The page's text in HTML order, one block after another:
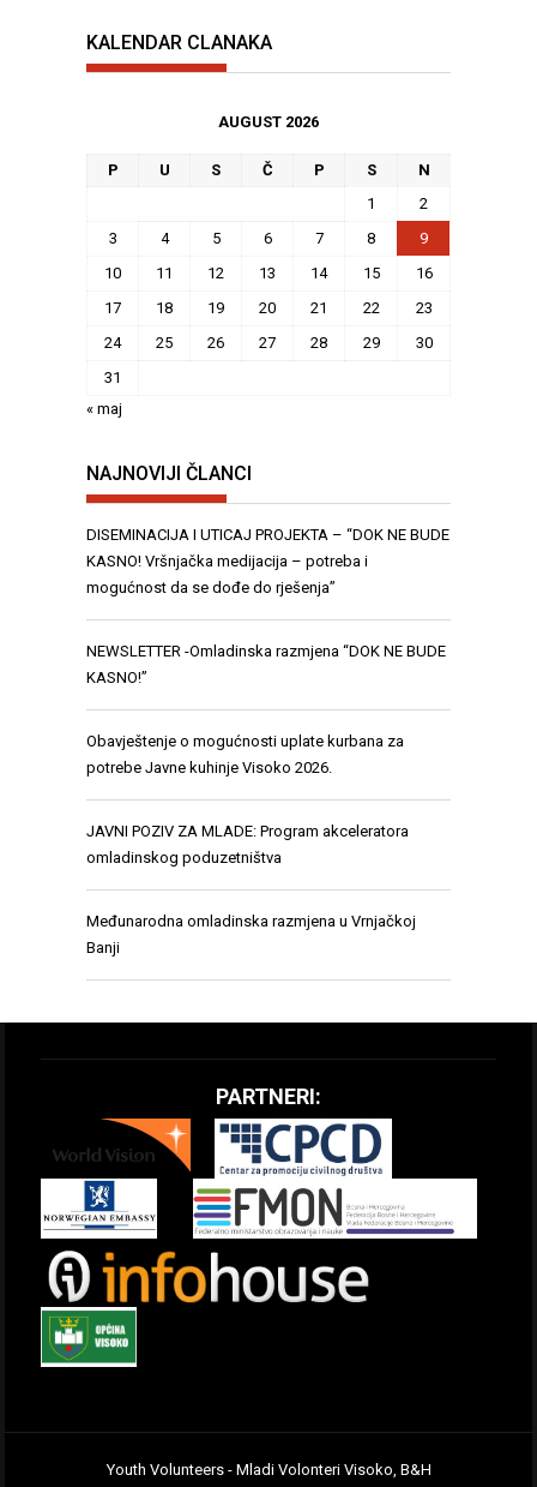
KALENDAR CLANAKA
AUGUST 2026
P U S Č P S
N
1
2
3
4 5 6 7 8
9
10
11 12 13 14 15
16
17
18 19 20 21 22
23
24
25 26 27 28 29
30
31
« maj
NAJNOVIJI ČLANCI
DISEMINACIJA I UTICAJ PROJEKTA – “DOK NE BUDE
KASNO! Vršnjačka medijacija – potreba i
mogućnost da se dođe do rješenja”
NEWSLETTER -Omladinska razmjena “DOK NE BUDE
KASNO!”
Obavještenje o mogućnosti uplate kurbana za
potrebe Javne kuhinje Visoko 2026.
JAVNI POZIV ZA MLADE: Program akceleratora
omladinskog poduzetništva
Međunarodna omladinska razmjena u Vrnjačkoj
Banji
PARTNERI:
Youth Volunteers - Mladi Volonteri Visoko, B&H